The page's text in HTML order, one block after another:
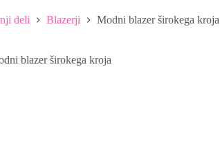
deli Blazerji Modni blazer širokega kroja